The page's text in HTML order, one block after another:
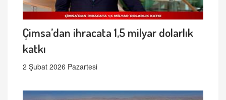
Çimsa’dan ihracata 1,5 milyar dolarlık
katkı
2 Şubat 2026 Pazartesi